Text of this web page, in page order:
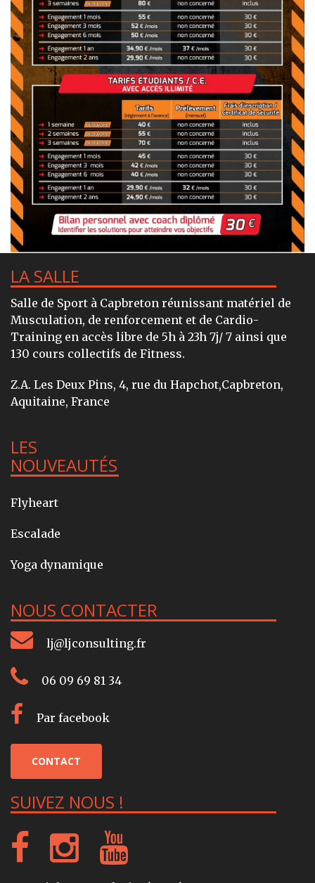
LA SALLE
Salle de Sport à Capbreton réunissant matériel de
Musculation, de renforcement et de Cardio-
Training en accès libre de 5h à 23h 7j/ 7 ainsi que
130 cours collectifs de Fitness.
Z.A. Les Deux Pins, 4, rue du Hapchot,Capbreton,
Aquitaine, France
LES
NOUVEAUTÉS
Flyheart
Escalade
Yoga dynamique
NOUS CONTACTER
lj@ljconsulting.fr
06 09 69 81 34
Par facebook
CONTACT
SUIVEZ NOUS !